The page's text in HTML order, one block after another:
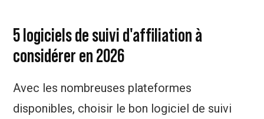
5 logiciels de suivi d'affiliation à
considérer en 2026
Avec les nombreuses plateformes
disponibles, choisir le bon logiciel de suivi